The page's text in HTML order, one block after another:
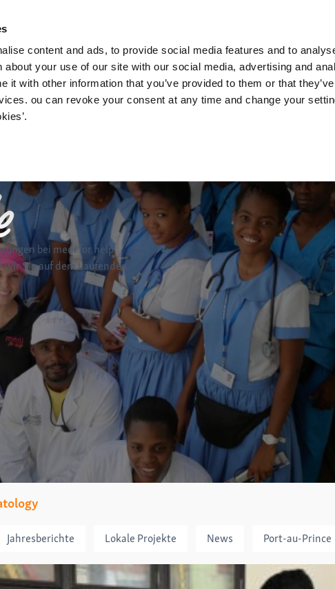
content and ads, to provide social media features and to
about your use of our site with our social media, advertising and
it with other information that you’ve provided to them or that
ou can revoke your consent at any time and change your
bei medi for help
Sie auf dem Laufenden.
Jahresberichte Lokale Projekte News Port-au-Prince